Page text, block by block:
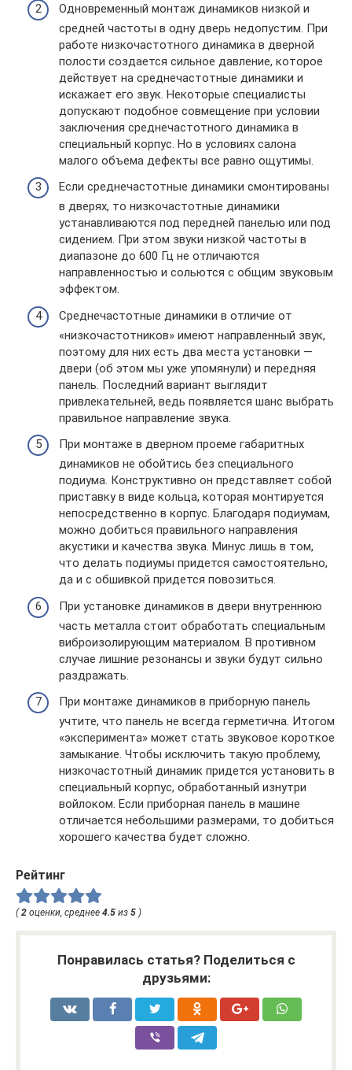
Одновременный монтаж динамиков низкой и
средней частоты в одну дверь недопустим. При
работе низкочастотного динамика в дверной
полости создается сильное давление, которое
действует на среднечастотные динамики и
искажает его звук. Некоторые специалисты
допускают подобное совмещение при условии
заключения среднечастотного динамика в
специальный корпус. Но в условиях салона
малого объема дефекты все равно ощутимы.
Если среднечастотные динамики смонтированы
в дверях, то низкочастотные динамики
устанавливаются под передней панелью или под
сидением. При этом звуки низкой частоты в
диапазоне до 600 Гц не отличаются
направленностью и сольются с общим звуковым
эффектом.
Среднечастотные динамики в отличие от
«низкочастотников» имеют направленный звук,
поэтому для них есть два места установки —
двери (об этом мы уже упомянули) и передняя
панель. Последний вариант выглядит
привлекательней, ведь появляется шанс выбрать
правильное направление звука.
При монтаже в дверном проеме габаритных
динамиков не обойтись без специального
подиума. Конструктивно он представляет собой
приставку в виде кольца, которая монтируется
непосредственно в корпус. Благодаря подиумам,
можно добиться правильного направления
акустики и качества звука. Минус лишь в том,
что делать подиумы придется самостоятельно,
да и с обшивкой придется повозиться.
При установке динамиков в двери внутреннюю
часть металла стоит обработать специальным
виброизолирующим материалом. В противном
случае лишние резонансы и звуки будут сильно
раздражать.
При монтаже динамиков в приборную панель
учтите, что панель не всегда герметична. Итогом
«эксперимента» может стать звуковое короткое
замыкание. Чтобы исключить такую проблему,
низкочастотный динамик придется установить в
специальный корпус, обработанный изнутри
войлоком. Если приборная панель в машине
отличается небольшими размерами, то добиться
хорошего качества будет сложно.
Рейтинг
(2 оценки, среднее 4.5 из 5 )
Понравилась статья? Поделиться с
друзьями: